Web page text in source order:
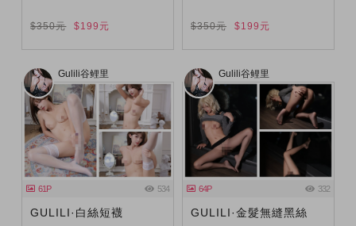
$350元 $199元 $350元 $199元
Gulili谷鲤里
61P 534
GULILI·白絲短襪
Gulili谷鲤里
64P 332
GULILI·金髮無縫黑絲